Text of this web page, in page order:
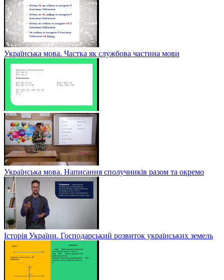
Українська мова. Частка як службова частина мови
Українська мова. Написання сполучників разом та окремо
Історія України. Господарський розвиток українських земель